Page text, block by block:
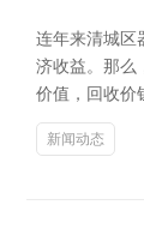
连年来清城区
济收益。那么
价值，回收价
新闻动态